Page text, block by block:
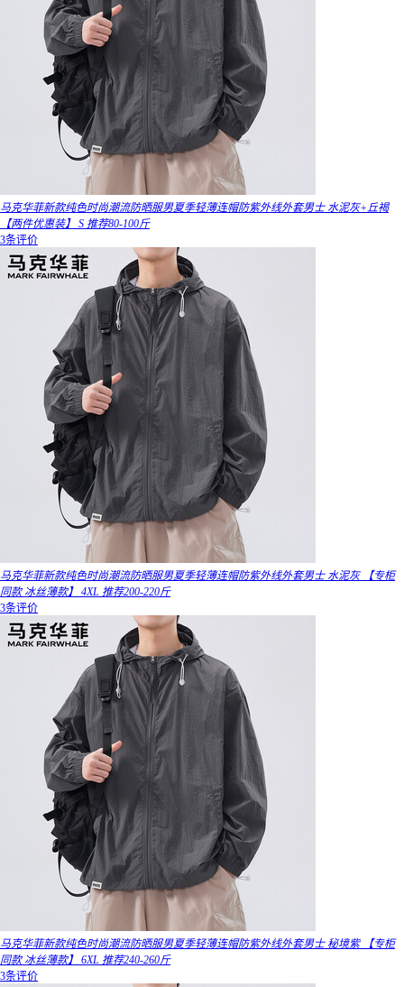
马克华菲新款纯色时尚潮流防晒服男夏季轻薄连帽防紫外线外套男士 水泥灰+丘褐
【两件优惠装】 S 推荐80-100斤
3条评价
马克华菲新款纯色时尚潮流防晒服男夏季轻薄连帽防紫外线外套男士 水泥灰 【专柜
同款 冰丝薄款】 4XL 推荐200-220斤
3条评价
马克华菲新款纯色时尚潮流防晒服男夏季轻薄连帽防紫外线外套男士 秘境紫 【专柜
同款 冰丝薄款】 6XL 推荐240-260斤
3条评价